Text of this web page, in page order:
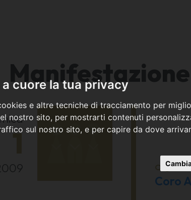
cuore la tua privacy
e altre tecniche di tracciamento per
nostro sito, per mostrarti contenuti
sul nostro sito, e per capire da dove
1
Coro